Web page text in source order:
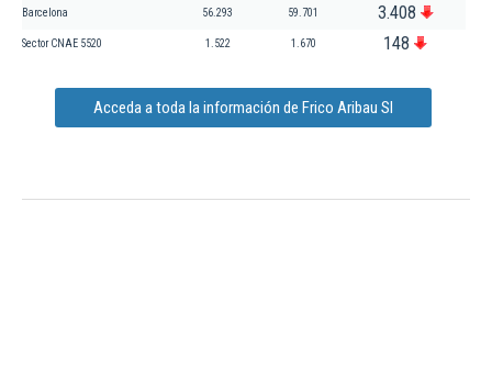
Barcelona 56.293 59.701 3.408
Sector CNAE 5520 1.522 1.670 148
Acceda a toda la información de Frico Aribau Sl